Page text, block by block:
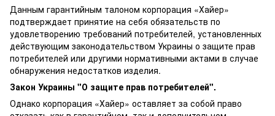
Данным гарантийным талоном корпорация «Хайер»
подтверждает принятие на себя обязательств по
удовлетворению требований потребителей, установленных
действующим законодательством Украины о защите прав
потребителей или другими нормативными актами в случае
обнаружения недостатков изделия.
Закон Украины "О защите прав потребителей".
Однако корпорация «Хайер» оставляет за собой право